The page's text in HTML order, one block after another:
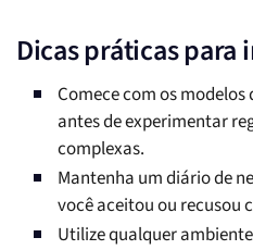
Dicas práticas para
Comece com os
antes de experimentar
complexas.
Mantenha um diário de
você aceitou ou recusou
Utilize qualquer